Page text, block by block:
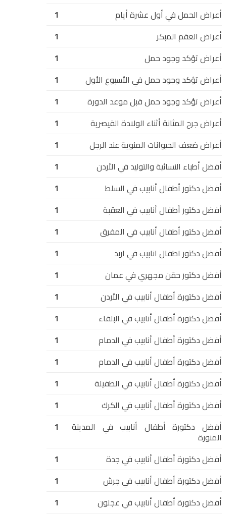
أعراض الحمل في أول عشرة أيام
1
أعراض العقم المبكر
1
أعراض تؤكد وجود حمل
1
أعراض تؤكد وجود حمل في الأسبوع الأول
1
أعراض تؤكد وجود حمل قبل موعد الدورة
1
أعراض جرح المثانة أثناء الولادة القيصرية
1
أعراض ضعف الحيوانات المنوية عند الرجل
1
أفضل أطباء النسائية والتوليد في الأردن
1
أفضل دكتور أطفال أنابيب في السلط
1
أفضل دكتور أطفال أنابيب في العقبة
1
أفضل دكتور أطفال أنابيب في المفرق
1
أفضل دكتور اطفال انابيب في اربد
1
أفضل دكتور حقن مجهري في عمان
1
أفضل دكتورة أطفال أنابيب في الأردن
1
أفضل دكتورة أطفال أنابيب في البلقاء
1
أفضل دكتورة أطفال أنابيب في الدمام
1
أفضل دكتورة أطفال أنابيب في الدمام
1
أفضل دكتورة أطفال أنابيب في الطفيلة
1
أفضل دكتورة أطفال أنابيب في الكرك
1
أفضل دكتورة أطفال أنابيب في المدينة
المنورة
1
أفضل دكتورة أطفال أنابيب في جدة
1
أفضل دكتورة أطفال أنابيب في جرش
1
أفضل دكتورة أطفال أنابيب في عجلون
1